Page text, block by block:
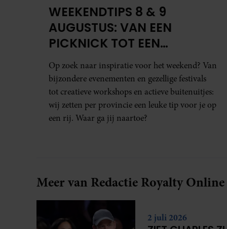
WEEKENDTIPS 8 & 9
AUGUSTUS: VAN EEN
PICKNICK TOT EEN
VOGELHUISJE MAKEN
Op zoek naar inspiratie voor het weekend? Van
bijzondere evenementen en gezellige festivals
tot creatieve workshops en actieve buitenuitjes:
wij zetten per provincie een leuke tip voor je op
een rij. Waar ga jij naartoe?
Meer van Redactie Royalty Online
2 juli 2026